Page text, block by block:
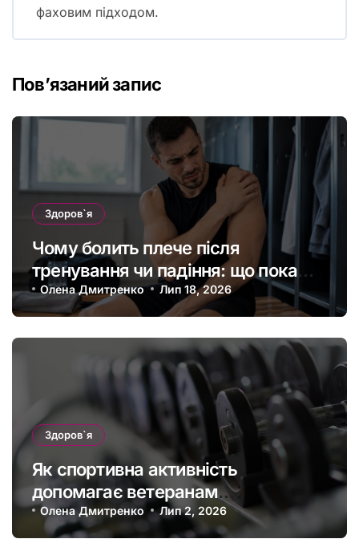
фаховим підходом.
Пов’язаний запис
Здоров`я
Чому болить плече після
тренування чи падіння: що покаже
МРТ суглоба
Олена Дмитренко Лип 18, 2026
Здоров`я
Як спортивна активність
допомагає ветеранам
підтримувати фізичну форму та
якість життя
Олена Дмитренко Лип 2, 2026